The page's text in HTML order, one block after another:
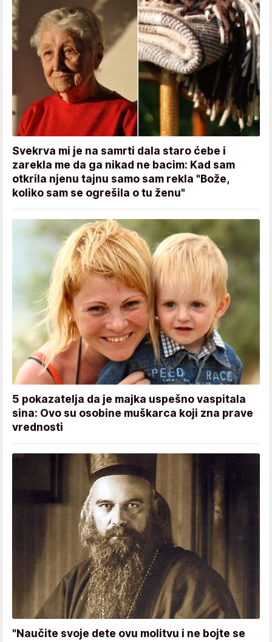
Svekrva mi je na samrti dala staro ćebe i
zarekla me da ga nikad ne bacim: Kad sam
otkrila njenu tajnu samo sam rekla "Bože,
koliko sam se ogrešila o tu ženu"
5 pokazatelja da je majka uspešno vaspitala
sina: Ovo su osobine muškarca koji zna prave
vrednosti
"Naučite svoje dete ovu molitvu i ne bojte se